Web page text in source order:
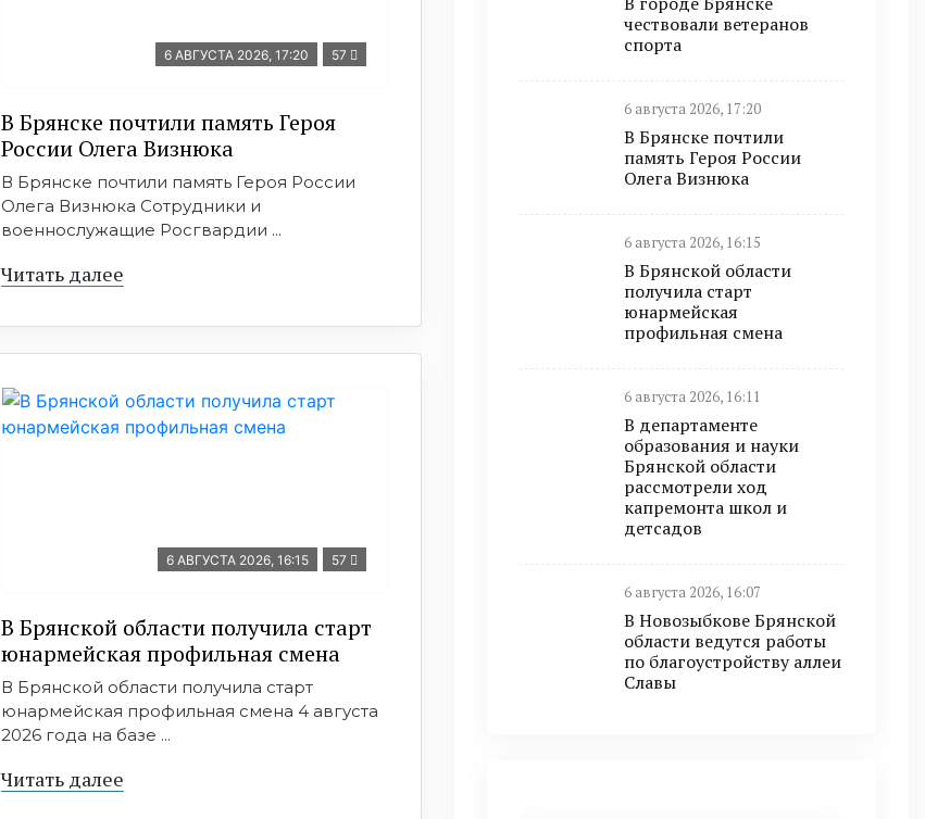
6 АВГУСТА 2026, 17:20 57
В Брянске почтили память Героя
России Олега Визнюка
В Брянске почтили память Героя России
Олега Визнюка Сотрудники и
военнослужащие Росгвардии ...
Читать далее
6 АВГУСТА 2026, 16:15 57
В Брянской области получила старт
юнармейская профильная смена
В Брянской области получила старт
юнармейская профильная смена 4 августа
2026 года на базе ...
Читать далее
чествовали ветеранов
спорта
6 августа 2026, 17:20
В Брянске почтили
память Героя России
Олега Визнюка
6 августа 2026, 16:15
В Брянской области
получила старт
юнармейская
профильная смена
6 августа 2026, 16:11
В департаменте
образования и науки
Брянской области
рассмотрели ход
капремонта школ и
детсадов
6 августа 2026, 16:07
В Новозыбкове Брянской
области ведутся работы
по благоустройству аллеи
Славы